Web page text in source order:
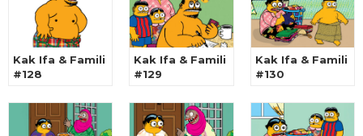
Kak Ifa & Famili
#128
Kak Ifa & Famili
#129
Kak Ifa & Famili
#130